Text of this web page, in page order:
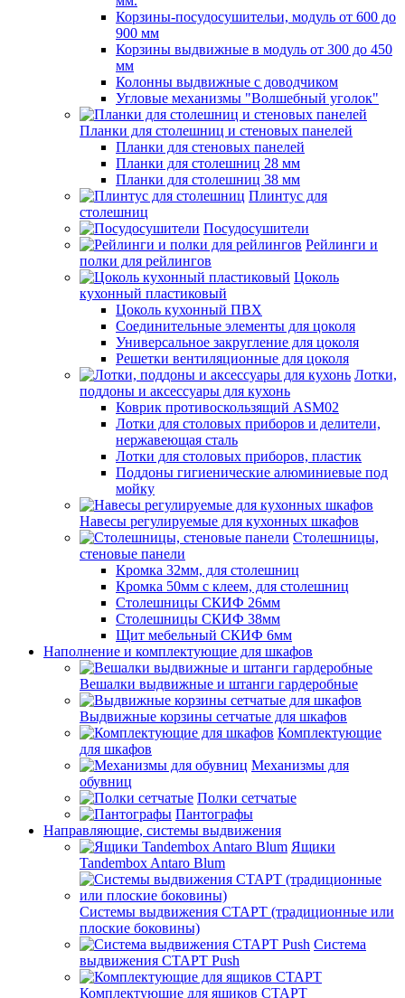
Корзины-посудосушительи, модуль от 600 до
900 мм
Корзины выдвижные в модуль от 300 до 450
мм
Колонны выдвижные с доводчиком
Угловые механизмы "Волшебный уголок"
Планки для столешниц и стеновых панелей
Планки для стеновых панелей
Планки для столешниц 28 мм
Планки для столешниц 38 мм
Плинтус для
столешниц
Посудосушители
Рейлинги и
полки для рейлингов
Цоколь
кухонный пластиковый
Цоколь кухонный ПВХ
Соединительные элементы для цоколя
Универсальное закругление для цоколя
Решетки вентиляционные для цоколя
Лотки,
поддоны и аксессуары для кухонь
Коврик противоскользящий ASM02
Лотки для столовых приборов и делители,
нержавеющая сталь
Лотки для столовых приборов, пластик
Поддоны гигиенические алюминиевые под
мойку
Навесы регулируемые для кухонных шкафов
Столешницы,
стеновые панели
Кромка 32мм, для столешниц
Кромка 50мм с клеем, для столешниц
Столешницы СКИФ 26мм
Столешницы СКИФ 38мм
Щит мебельный СКИФ 6мм
Наполнение и комплектующие для шкафов
Вешалки выдвижные и штанги гардеробные
Выдвижные корзины сетчатые для шкафов
Комплектующие
для шкафов
Механизмы для
обувниц
Полки сетчатые
Пантографы
Направляющие, системы выдвижения
Ящики
Tandembox Antaro Blum
Системы выдвижения СТАРТ (традиционные или
плоские боковины)
Система
выдвижения СТАРТ Push
Комплектующие для ящиков СТАРТ